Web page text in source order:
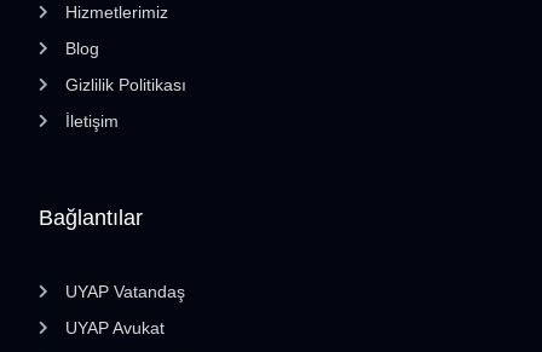
Bağlantılar
UYAP Vatandaş
UYAP Avukat
Hizmetlerimiz
Blog
Gizlilik Politikası
İletişim